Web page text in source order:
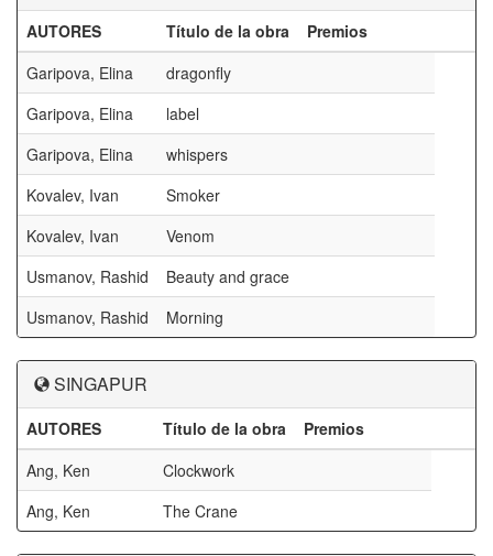
AUTORES Título de la obra
Premios
Garipova, Elina
dragonfly
Garipova, Elina
label
Garipova, Elina
whispers
Kovalev, Ivan
Smoker
Kovalev, Ivan
Venom
Usmanov, Rashid
Beauty and grace
Usmanov, Rashid
Morning
SINGAPUR
AUTORES Título de la obra
Premios
Ang, Ken
Clockwork
Ang, Ken
The Crane